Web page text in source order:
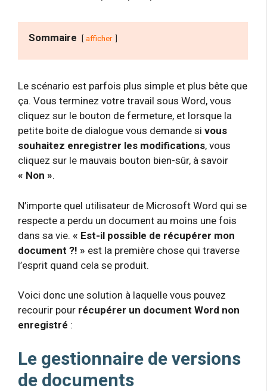
Sommaire afficher
Le scénario est parfois plus simple et plus bête que
ça. Vous terminez votre travail sous Word, vous
cliquez sur le bouton de fermeture, et lorsque la
petite boite de dialogue vous demande si vous
souhaitez enregistrer les modifications, vous
cliquez sur le mauvais bouton bien-sûr, à savoir
« Non ».
N’importe quel utilisateur de Microsoft Word qui se
respecte a perdu un document au moins une fois
dans sa vie. « Est-il possible de récupérer mon
document ?! » est la première chose qui traverse
l’esprit quand cela se produit.
Voici donc une solution à laquelle vous pouvez
recourir pour récupérer un document Word non
enregistré :
Le gestionnaire de versions
de documents